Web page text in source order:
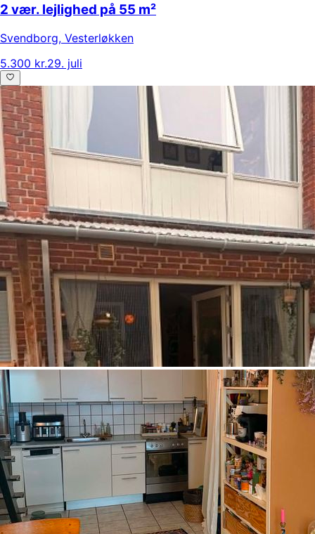
2 vær. lejlighed på 55 m²
Svendborg, Vesterløkken
5.300 kr.29. juli